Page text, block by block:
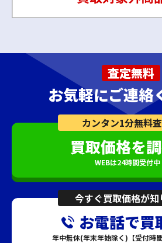
査定無料
お気軽にご連絡
カンタン1分無料査
買取価格を
WEBは24時間受付中
今すぐ買取価格が知
お電話で買
年中無休(年末年始除く)【受付時